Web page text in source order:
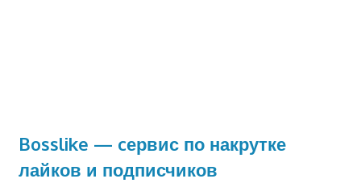
Bosslike — cервис по накрутке
лайков и подписчиков